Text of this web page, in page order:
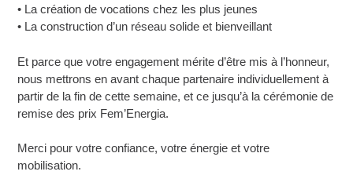
• La création de vocations chez les plus jeunes
• La construction d’un réseau solide et bienveillant
Et parce que votre engagement mérite d’être mis à l’honneur,
nous mettrons en avant chaque partenaire individuellement à
partir de la fin de cette semaine, et ce jusqu’à la cérémonie de
remise des prix Fem’Energia.
Merci pour votre confiance, votre énergie et votre
mobilisation.